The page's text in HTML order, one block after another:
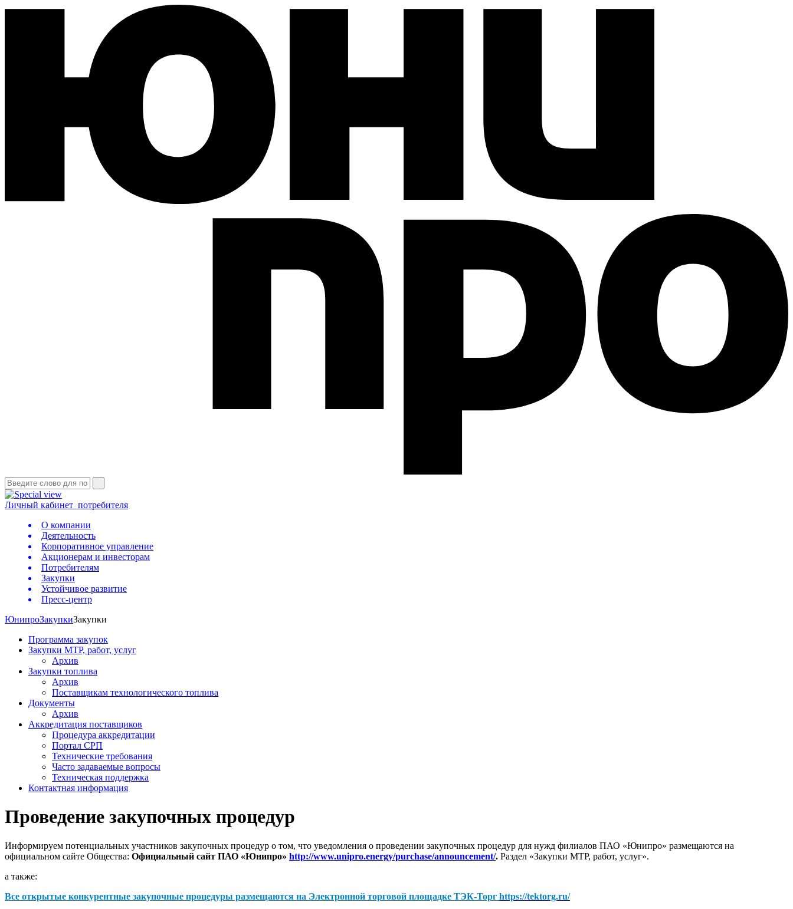
Личный кабинет потребителя
О компании
Деятельность
Корпоративное управление
Акционерам и инвесторам
Потребителям
Закупки
Устойчивое развитие
Пресс-центр
ЮнипроЗакупкиЗакупки
Программа закупок
Закупки МТР, работ, услуг
Архив
Закупки топлива
Архив
Поставщикам технологического топлива
Документы
Архив
Аккредитация поставщиков
Процедура аккредитации
Портал СРП
Технические требования
Часто задаваемые вопросы
Техническая поддержка
Контактная информация
Проведение закупочных процедур
Информируем потенциальных участников закупочных процедур о том, что уведомления о проведении закупочных процедур для нужд филиалов ПАО «Юнипро» размещаются на
официальном сайте Общества: Официальный сайт ПАО «Юнипро» http://www.unipro.energy/purchase/announcement/. Раздел «Закупки МТР, работ, услуг».
а также:
Все открытые конкурентные закупочные процедуры размещаются на Электронной торговой площадке ТЭК-Торг https://tektorg.ru/